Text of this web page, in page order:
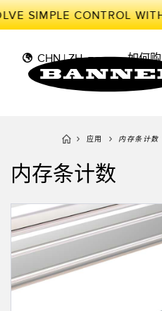
SIMPLE CONTROL
CHN | ZH 如何
测量解决方案
照明和指示
机器安全
工业无线
智能传感器
机器防护
追踪和跟踪
拾取指示灯
应用 内存条计数
内存条计数